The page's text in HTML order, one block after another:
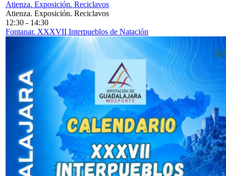
Atienza. Exposición. Reciclavos
Atienza. Exposición. Reciclavos
12:30 - 14:30
Fontanar. XXXVII Interpueblos de Natación